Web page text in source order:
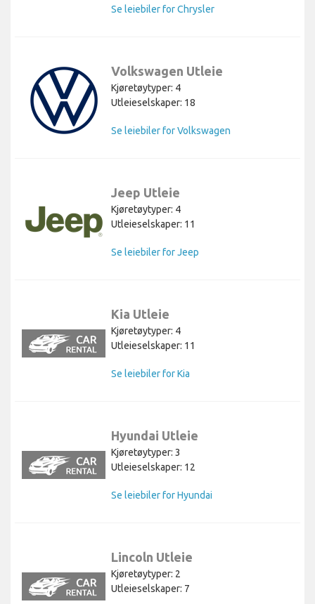
Se leiebiler for Chrysler
Volkswagen Utleie
Kjøretøytyper: 4
Utleieselskaper: 18
Se leiebiler for Volkswagen
Jeep Utleie
Kjøretøytyper: 4
Utleieselskaper: 11
Se leiebiler for Jeep
Kia Utleie
Kjøretøytyper: 4
Utleieselskaper: 11
Se leiebiler for Kia
Hyundai Utleie
Kjøretøytyper: 3
Utleieselskaper: 12
Se leiebiler for Hyundai
Lincoln Utleie
Kjøretøytyper: 2
Utleieselskaper: 7